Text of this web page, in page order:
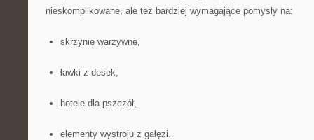
nieskomplikowane, ale też bardziej wymagające pomysły na:
skrzynie warzywne,
ławki z desek,
hotele dla pszczół,
elementy wystroju z gałęzi.